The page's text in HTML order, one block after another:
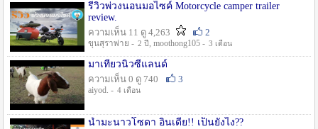
รีวิวพ่วงนอนมอไซค์ Motorcycle camper trailer
review.
ความเห็น 11 ดู 4,263
2
ขุนสุราพ่าย - 2 ปี , moothong105 - 3 เดือน
มาเที่ยวนิวซีแลนด์
ความเห็น 0 ดู 740
3
aiyod. - 4 เดือน
น้ำมะนาวโซดา อินเดีย!! เป็นยังไง??